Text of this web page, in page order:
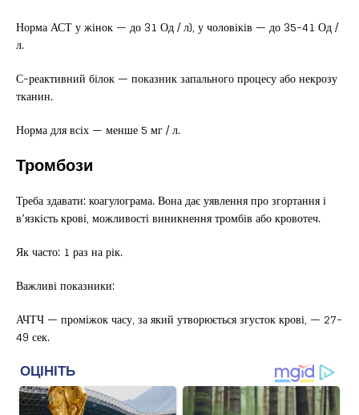
Норма АСТ у жінок — до 31 Од / л), у чоловіків — до 35-41 Од /
л.
С-реактивний білок — показник запального процесу або некрозу
тканин.
Норма для всіх — менше 5 мг / л.
Тромбози
Треба здавати: коагулограма. Вона дає уявлення про згортання і
в’язкість крові, можливості виникнення тромбів або кровотеч.
Як часто: 1 раз на рік.
Важливі показники:
АЧТЧ — проміжок часу, за який утворюється згусток крові, — 27-
49 сек.